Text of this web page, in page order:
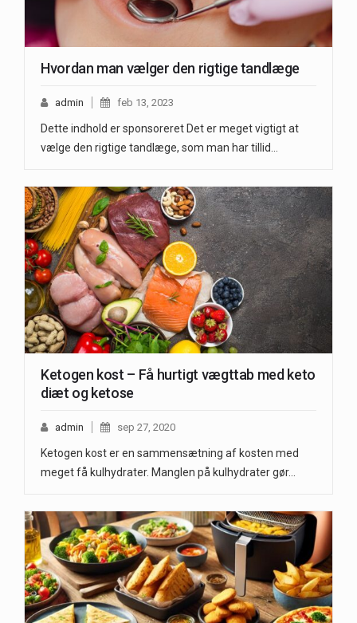
Hvordan man vælger den rigtige tandlæge
admin feb 13, 2023
Dette indhold er sponsoreret Det er meget vigtigt at
vælge den rigtige tandlæge, som man har tillid…
Ketogen kost – Få hurtigt vægttab med keto
diæt og ketose
admin sep 27, 2020
Ketogen kost er en sammensætning af kosten med
meget få kulhydrater. Manglen på kulhydrater gør…